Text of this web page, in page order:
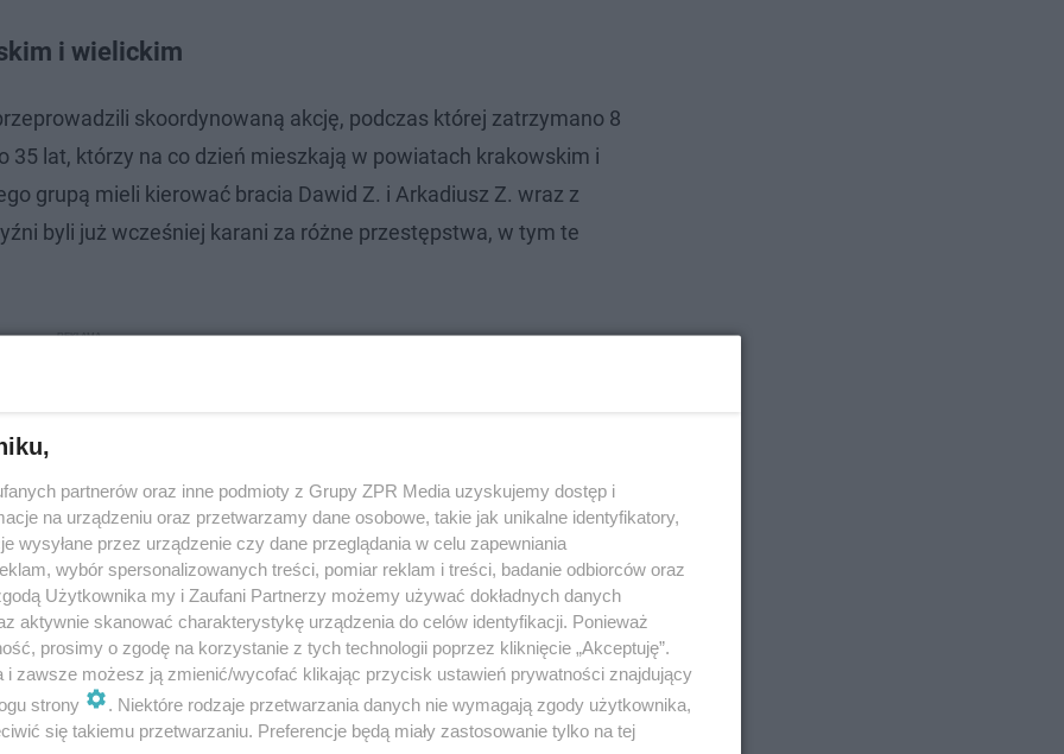
i wielickim
skoordynowaną akcję, podczas której zatrzymano 8
35 lat, którzy na co dzień mieszkają w powiatach krakowskim i
grupą mieli kierować bracia Dawid Z. i Arkadiusz Z. wraz z
byli już wcześniej karani za różne przestępstwa, w tym te
konopi
partnerów oraz inne podmioty z Grupy ZPR Media uzyskujemy dostęp i
na urządzeniu oraz przetwarzamy dane osobowe, takie jak unikalne identyfikatory,
wysyłane przez urządzenie czy dane przeglądania w celu zapewniania
wybór spersonalizowanych treści, pomiar reklam i treści, badanie odbiorców oraz
Użytkownika my i Zaufani Partnerzy możemy używać dokładnych danych
aktywnie skanować charakterystykę urządzenia do celów identyfikacji. Ponieważ
prosimy o zgodę na korzystanie z tych technologii poprzez kliknięcie „Akceptuję”.
i zawsze możesz ją zmienić/wycofać klikając przycisk ustawień prywatności znajdujący
strony
. Niektóre rodzaje przetwarzania danych nie wymagają zgody użytkownika,
się takiemu przetwarzaniu. Preferencje będą miały zastosowanie tylko na tej